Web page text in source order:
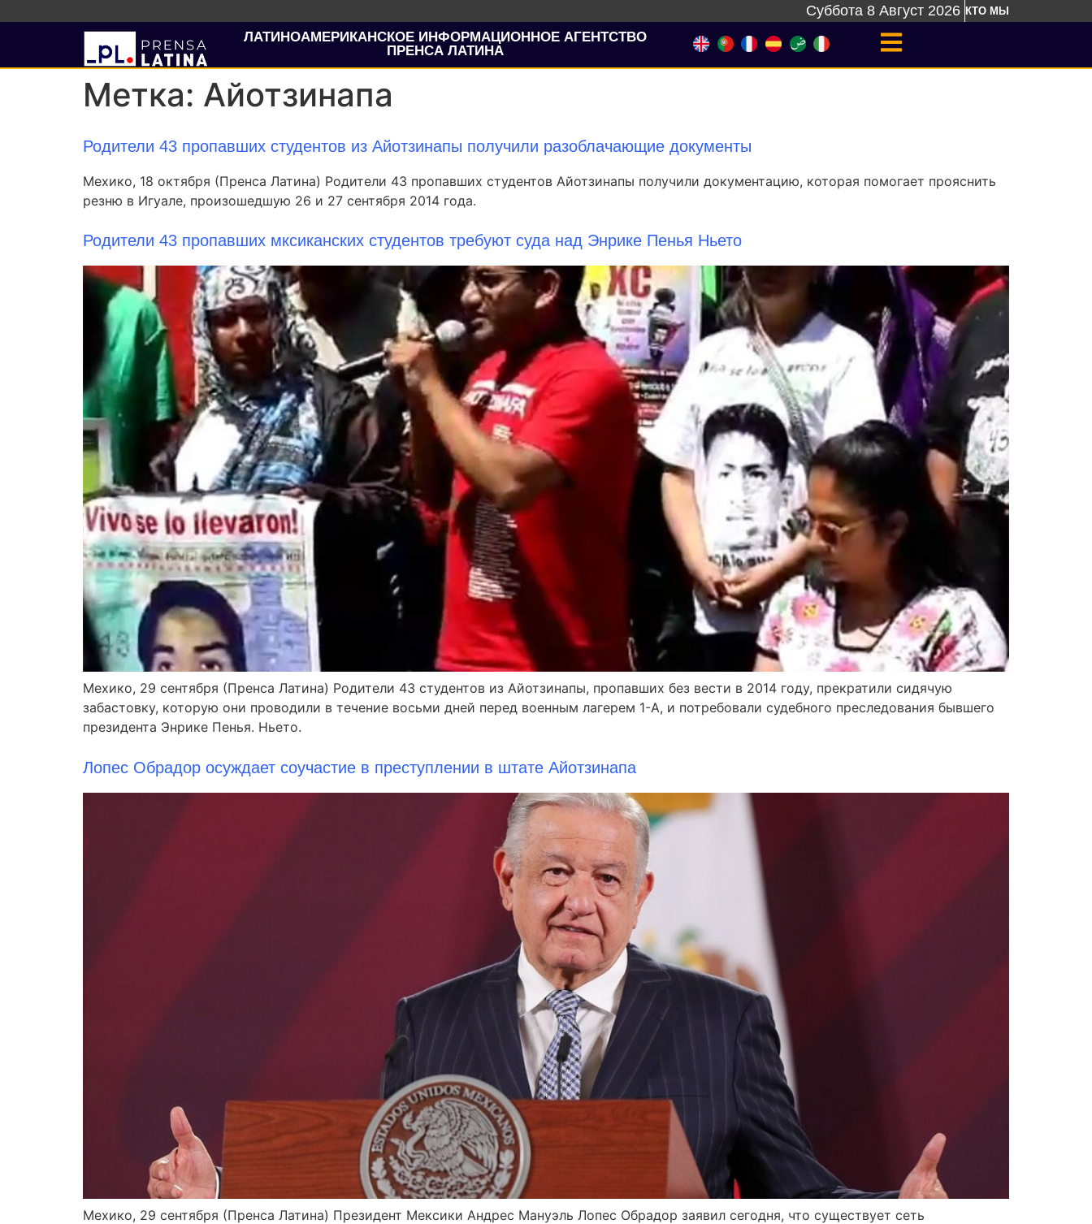
Суббота 8 Август 2026 КТО МЫ
ЛАТИНОАМЕРИКАНСКОЕ ИНФОРМАЦИОННОЕ АГЕНТСТВО
ПРЕНСА ЛАТИНА
Метка: Айотзинапа
Родители 43 пропавших студентов из Айотзинапы получили разоблачающие документы
Мехико, 18 октября (Пренса Латина) Родители 43 пропавших студентов Айотзинапы получили документацию, которая помогает прояснить
резню в Игуале, произошедшую 26 и 27 сентября 2014 года.
Родители 43 пропавших мксиканских студентов требуют суда над Энрике Пенья Ньето
Мехико, 29 сентября (Пренса Латина) Родители 43 студентов из Айотзинапы, пропавших без вести в 2014 году, прекратили сидячую
забастовку, которую они проводили в течение восьми дней перед военным лагерем 1-А, и потребовали судебного преследования бывшего
президента Энрике Пенья. Ньето.
Лопес Обрадор осуждает соучастие в преступлении в штате Айотзинапа
Мехико, 29 сентября (Пренса Латина) Президент Мексики Андрес Мануэль Лопес Обрадор заявил сегодня, что существует сеть